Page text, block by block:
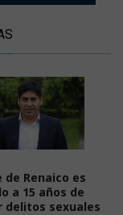
de Renaico es
a 15 años de
delitos sexuales